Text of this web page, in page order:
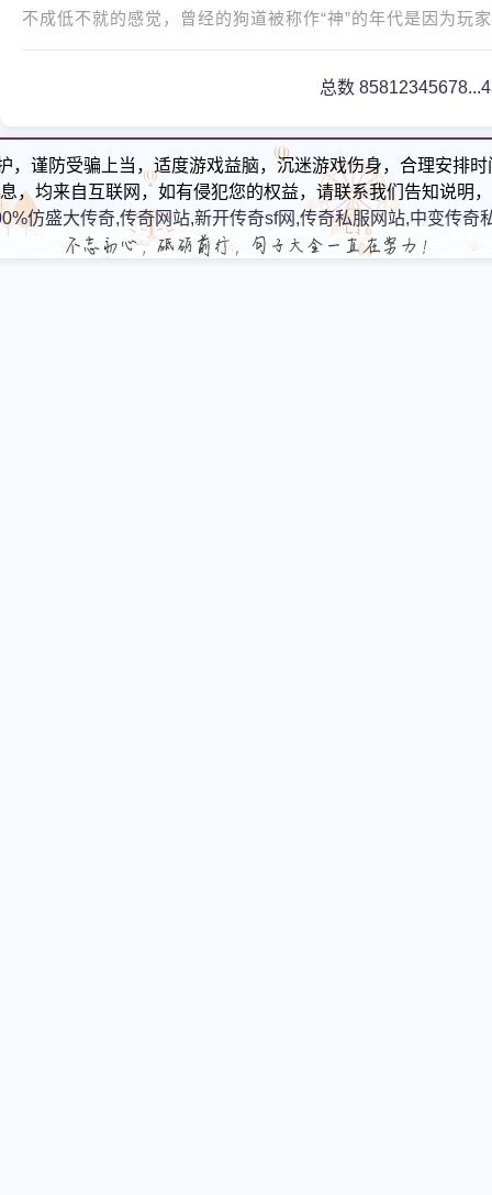
不成低不就的感觉，曾经的狗道被称作“神”的年代是因为玩
总数 85812345678
，谨防受骗上当，适度游戏益脑，沉迷游戏伤身，合理安排
，均来自互联网，如有侵犯您的权益，请联系我们告知说明
仿盛大传奇,传奇网站,新开传奇sf网,传奇私服网站,中变传奇